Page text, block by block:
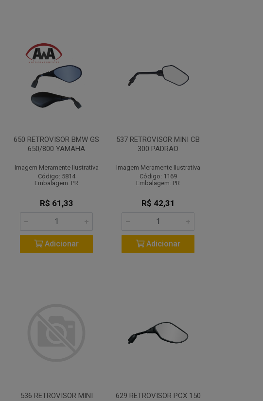
650 RETROVISOR BMW GS
650/800 YAMAHA
Imagem Meramente Ilustrativa
Código: 5814
Embalagem: PR
R$ 61,33
Adicionar
537 RETROVISOR MINI CB
300 PADRAO
Imagem Meramente Ilustrativa
Código: 1169
Embalagem: PR
R$ 42,31
Adicionar
536 RETROVISOR MINI
629 RETROVISOR PCX 150